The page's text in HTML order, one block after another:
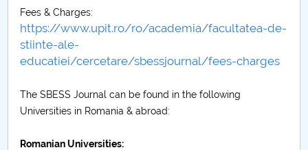
CAR2026
MENIU CANTINA
Scientific Board
Fees & Charges:
https://www.upit.ro/ro/academia/facultatea-de-
stiinte-ale-
educatiei/cercetare/sbessjournal/fees-charges
The SBESS Journal can be found in the following
Universities in Romania & abroad:
Romanian Universities: